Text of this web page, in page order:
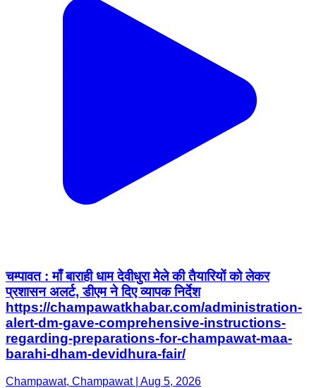
चम्पावत : माँ बाराही धाम देवीधुरा मेले की तैयारियों को लेकर
प्रशासन अलर्ट, डीएम ने दिए व्यापक निर्देश
https://champawatkhabar.com/administration-
alert-dm-gave-comprehensive-instructions-
regarding-preparations-for-champawat-maa-
barahi-dham-devidhura-fair/
Champawat, Champawat | Aug 5, 2026